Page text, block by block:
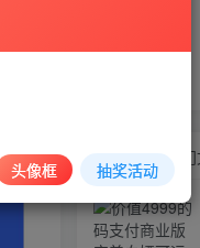
热
头像框 抽奖活动